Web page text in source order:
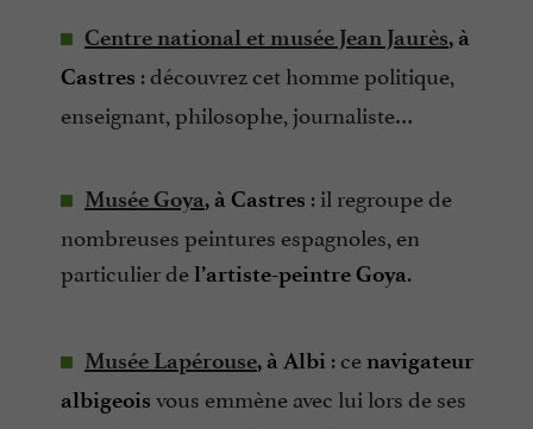
Centre national et musée Jean Jaurès, à
Castres : découvrez cet homme politique,
enseignant, philosophe, journaliste…
Musée Goya, à Castres : il regroupe de
nombreuses peintures espagnoles, en
particulier del’artiste-peintre Goya.
Musée Lapérouse, à Albi : ce navigateur
albigeois vous emmène avec lui lors de ses